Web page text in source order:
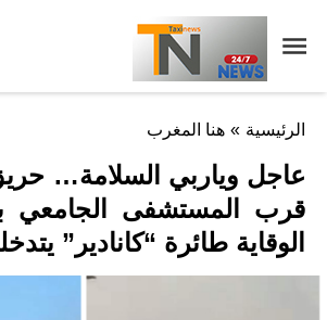
الرئيسية » هنا المغرب
عاجل وياربي السلامة…
قرب المستشفى الجامعي
الوقاية طائرة “كانادير”